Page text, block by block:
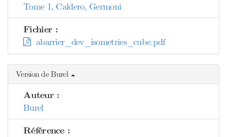
Tome 1, Caldero, Germoni
Fichier :
abarrier_dev_isometries_cube.pdf
Version de Burel
Auteur :
Burel
Référence :